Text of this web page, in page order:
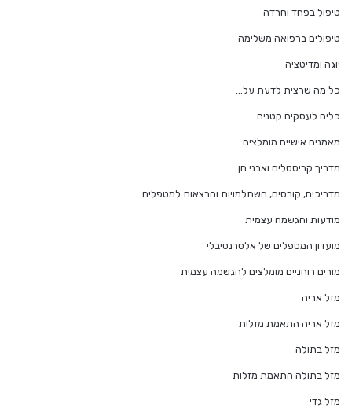
טיפול בפחד וחרדה
טיפולים ברפואה משלימה
יוגה ומדיטציה
כל מה שרצית לדעת על…
כלים לעסקים קטנים
מאמנים אישיים מומלצים
מדריך קריסטלים ואבני חן
מדריכים, קורסים, השתלמויות והרצאות למטפלים
מודעות והגשמה עצמית
מועדון המטפלים של אלטרנטיבלי
מורים רוחניים מומלצים להגשמה עצמית
מזל אריה
מזל אריה התאמת מזלות
מזל בתולה
מזל בתולה התאמת מזלות
מזל גדי